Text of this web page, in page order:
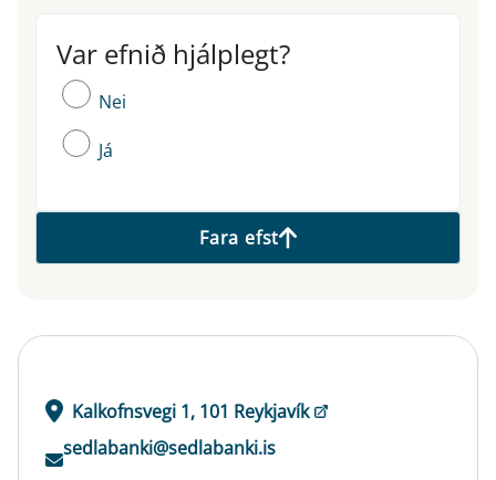
Var efnið hjálplegt?
Var efnið hjálplegt?
Nei
Já
Fara efst
Kalkofnsvegi 1, 101 Reykjavík
sedlabanki@sedlabanki.is